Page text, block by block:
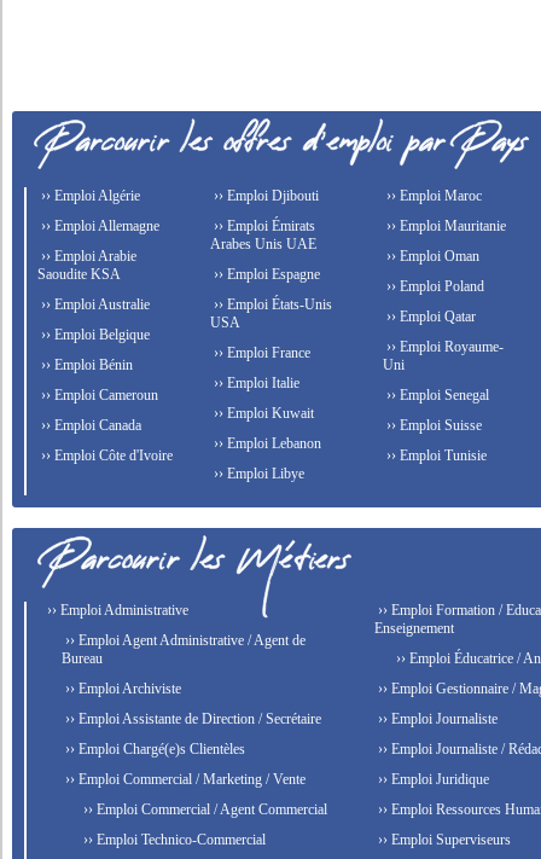
›› Emploi Algérie
›› Emploi Allemagne
›› Emploi Arabie
Saoudite KSA
›› Emploi Australie
›› Emploi Belgique
›› Emploi Bénin
›› Emploi Cameroun
›› Emploi Canada
›› Emploi Côte d'Ivoire
›› Emploi Djibouti
›› Emploi Émirats
Arabes Unis UAE
›› Emploi Espagne
›› Emploi États-Unis
USA
›› Emploi France
›› Emploi Italie
›› Emploi Kuwait
›› Emploi Lebanon
›› Emploi Libye
›› Emploi Maroc
›› Emploi Mauritanie
›› Emploi Oman
›› Emploi Poland
›› Emploi Qatar
›› Emploi Royaume-
Uni
›› Emploi Senegal
›› Emploi Suisse
›› Emploi Tunisie
›› Emploi Administrative
›› Emploi Agent Administrative / Agent de
Bureau
›› Emploi Archiviste
›› Emploi Assistante de Direction / Secrétaire
›› Emploi Chargé(e)s Clientèles
›› Emploi Commercial / Marketing / Vente
›› Emploi Commercial / Agent Commercial
›› Emploi Technico-Commercial
›› Emploi Formation /
Enseignement
›› Emploi Éducatrice /
›› Emploi Gestionnaire /
›› Emploi Journaliste
›› Emploi Journaliste /
›› Emploi Juridique
›› Emploi Ressources
›› Emploi Superviseurs